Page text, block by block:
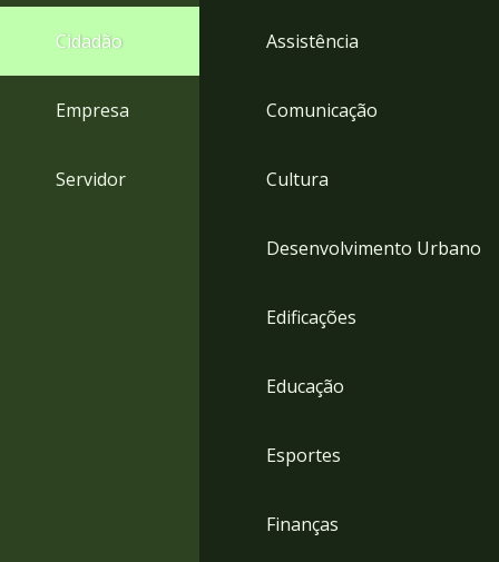
rodapé
Cidadão
Empresa
Servidor
Assistência
Comunicação
Cultura
Desenvolvimento Urbano
Edificações
Educação
Esportes
Finanças